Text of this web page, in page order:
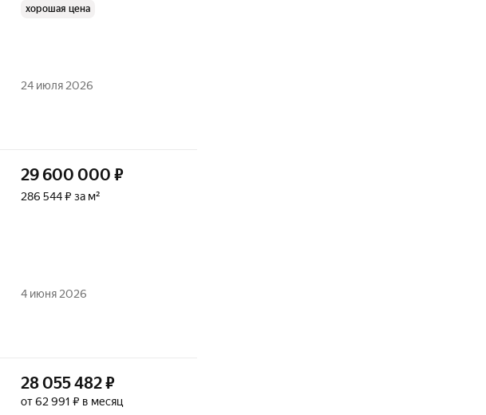
хорошая цена
24 июля 2026
29 600 000 ₽
286 544 ₽ за м²
4 июня 2026
28 055 482₽
от 62 991 ₽ в месяц